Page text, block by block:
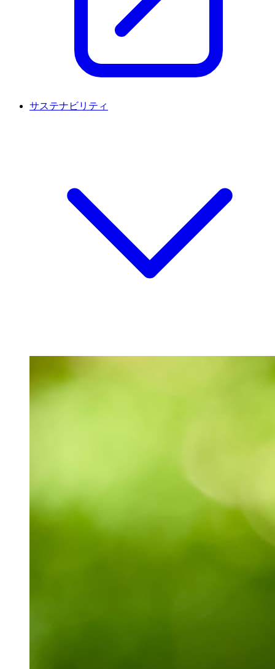
サステナビリティ